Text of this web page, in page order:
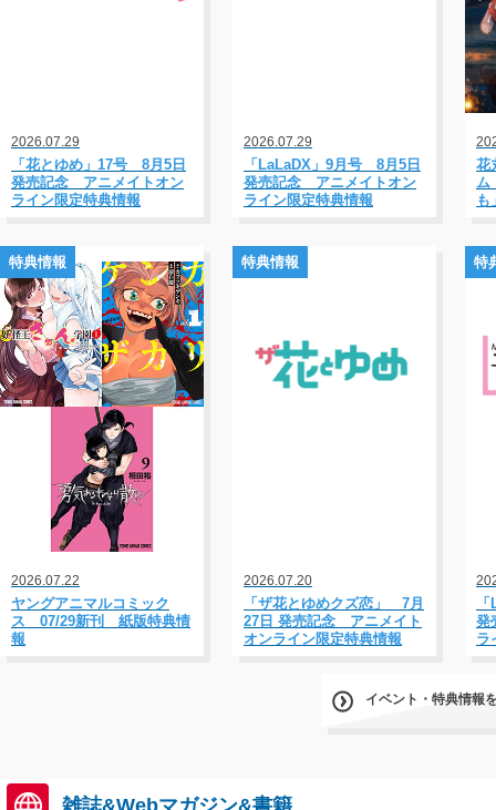
2026.07.29
「花とゆめ」17号 8月5日
発売記念 アニメイトオン
ライン限定特典情報
2026.07.29
「LaLaDX」9月号 8月5日
発売記念 アニメイトオン
ライン限定特典情報
花
ム
特典情報
2026.07.22
ヤングアニマルコミック
ス 07/29新刊 紙版特典情
報
特典情報
2026.07.20
「ザ花とゆめクズ恋」 7月
27日 発売記念 アニメイト
オンライン限定特典情報
特
発
ラ
イベント・特典情報